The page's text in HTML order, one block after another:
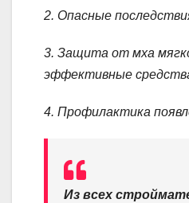
2. Опасные
3. Защита от мха
эффективные
4. Профилактика
Из всех